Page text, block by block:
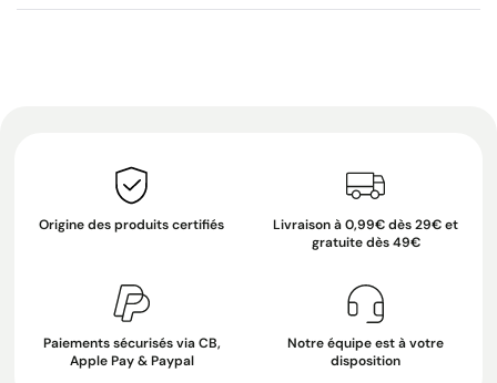
Origine des produits certifiés
Livraison à 0,99€ dès 29€ et
gratuite dès 49€
Paiements sécurisés via CB,
Apple Pay & Paypal
Notre équipe est à votre
disposition